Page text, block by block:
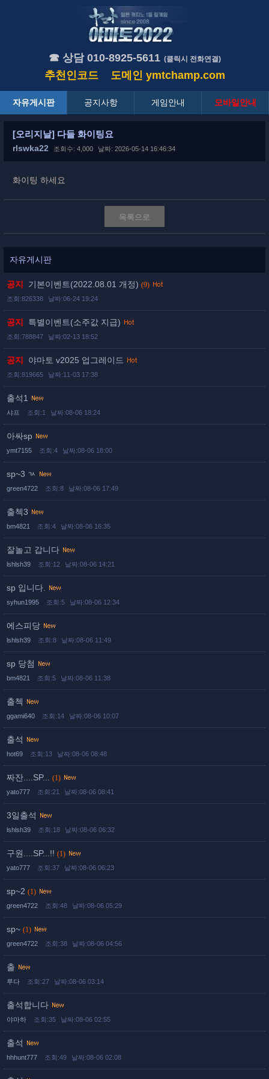
☎ 상담 010-8925-5611 (클릭시 전화연결)
추천인코드 도메인 ymtchamp.com
자유게시판 공지사항 게임안내 모바일안내
[오리지날] 다들 화이팅요
rlswka22 조회수: 4,000 날짜: 2026-05-14 16:46:34
화이팅 하세요
목록으로
자유게시판
공지 기본이벤트(2022.08.01 개정) (9)
조회:826338 날짜:06-24 19:24
공지 특별이벤트(소주값 지급)
조회:788847 날짜:02-13 18:52
공지 야마토 v2025 업그레이드
조회:819665 날짜:11-03 17:38
출석1
샤프 조회:1 날짜:08-06 18:24
아싸sp
ymt7155 조회:4 날짜:08-06 18:00
sp~3 ㄳ
green4722 조회:8 날짜:08-06 17:49
출첵3
bm4821 조회:4 날짜:08-06 16:35
잘놀고 갑니다
lshlsh39 조회:12 날짜:08-06 14:21
sp 입니다.
syhun1995 조회:5 날짜:08-06 12:34
에스피당
lshlsh39 조회:8 날짜:08-06 11:49
sp 당첨
bm4821 조회:5 날짜:08-06 11:38
출첵
ggami640 조회:14 날짜:08-06 10:07
출석
hot69 조회:13 날짜:08-06 08:48
짜잔....SP... (1)
yato777 조회:21 날짜:08-06 08:41
3일출석
lshlsh39 조회:18 날짜:08-06 06:32
구원....SP...!! (1)
yato777 조회:37 날짜:08-06 06:23
sp~2 (1)
green4722 조회:48 날짜:08-06 05:29
sp~ (1)
green4722 조회:38 날짜:08-06 04:56
출
루다 조회:27 날짜:08-06 03:14
출석합니다
야마하 조회:35 날짜:08-06 02:55
출석
hhhunt777 조회:49 날짜:08-06 02:08